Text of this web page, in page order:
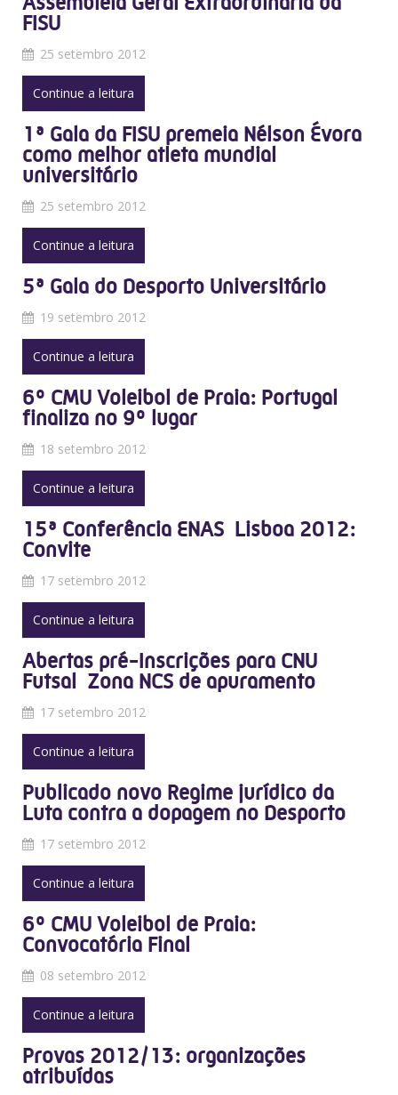
FISU
25 setembro 2012
Continue a leitura
1ª Gala da FISU premeia Nélson Évora
como melhor atleta mundial
universitário
25 setembro 2012
Continue a leitura
5ª Gala do Desporto Universitário
19 setembro 2012
Continue a leitura
6º CMU Voleibol de Praia: Portugal
finaliza no 9º lugar
18 setembro 2012
Continue a leitura
15ª Conferência ENAS  Lisboa 2012:
Convite
17 setembro 2012
Continue a leitura
Abertas pré-Inscrições para CNU
Futsal  Zona NCS de apuramento
17 setembro 2012
Continue a leitura
Publicado novo Regime jurídico da
Luta contra a dopagem no Desporto
17 setembro 2012
Continue a leitura
6º CMU Voleibol de Praia:
Convocatória Final
08 setembro 2012
Continue a leitura
Provas 2012/13: organizações
atribuídas